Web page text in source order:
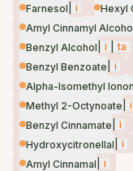
Farnesol
i Hexyl
Amyl Cinnamyl
Benzyl Alcohol
i ta
Benzyl Benzoate
i
Alpha-Isomethyl
Methyl 2-Octynoate
i
Benzyl Cinnamate
i
Hydroxycitronellal
i
Amyl Cinnamal
i